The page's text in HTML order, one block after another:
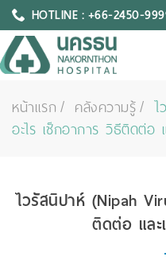
HOTLINE : +66-2450-
หน้าแรก คลังความรู้
อะไร เช็กอาการ วิธีติดต่อ
ไวรัสนิปาห์ (Nipah
ติดต่อ แล